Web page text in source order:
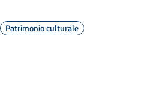
Patrimonio culturale